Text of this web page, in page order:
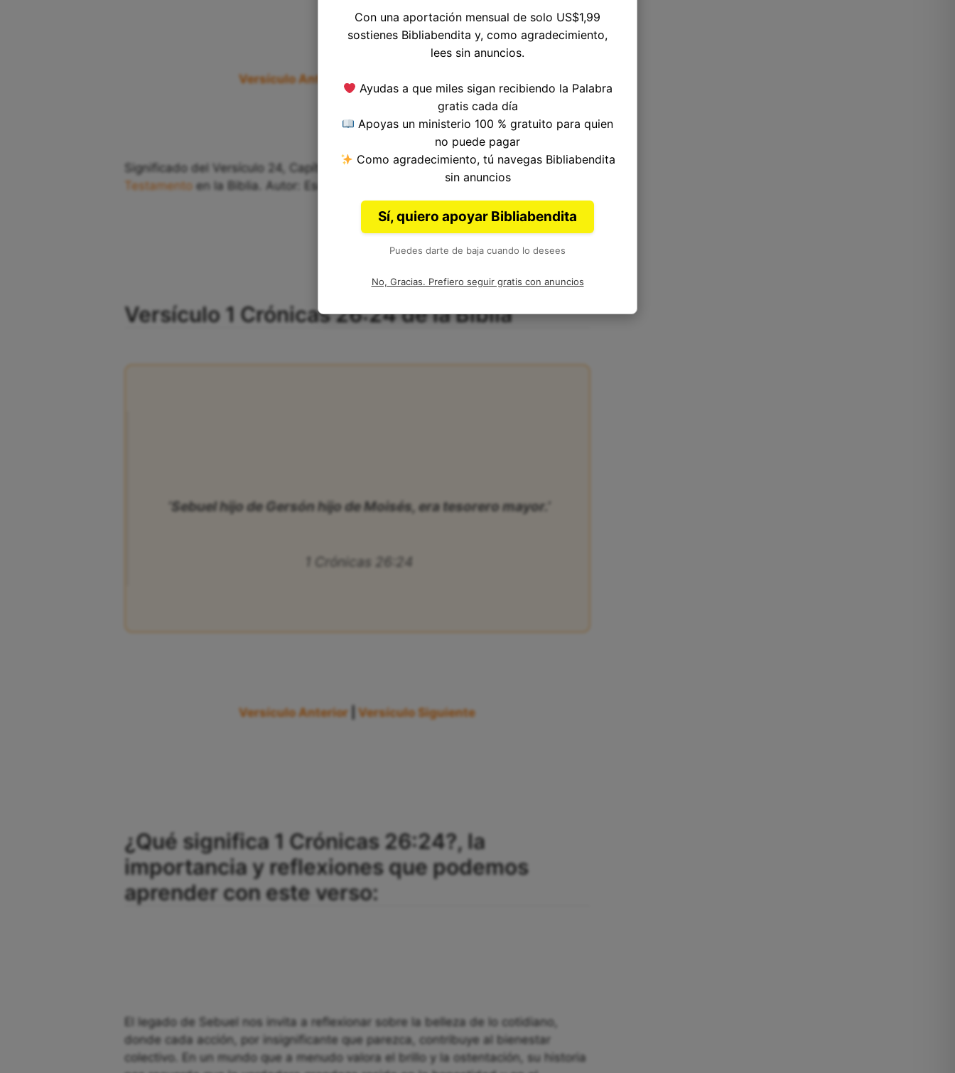
Versículo Anterior
Significado del Versículo 24, Capítulo 26, Libro de 1 Crónicas del Antiguo
Testamentoen la Biblia. Autor: Esdras.
Versículo 1 Crónicas 26:24 de la Biblia
‘Sebuel hijo de Gersón hijo de Moisés, era tesorero mayor.’
1 Crónicas 26:24
Versículo Anterior |Versículo Siguiente
¿Qué significa 1 Crónicas 26:24?, la
importancia y reflexiones que podemos
aprender con este verso:
El legado de Sebuel nos invita a reflexionar sobre la belleza de lo cotidiano,
donde cada acción, por insignificante que parezca, contribuye al bienestar
colectivo. En un mundo que a menudo valora el brillo y la ostentación, su historia
Con una aportación mensual de solo US$1,99
sostienes Bibliabendita y, como agradecimiento,
lees sin anuncios.
Ayudas a que miles sigan recibiendo la Palabra
gratis cada día
Apoyas un ministerio 100 % gratuito para quien
no puede pagar
Como agradecimiento, tú navegas Bibliabendita
sin anuncios
Sí, quiero apoyar Bibliabendita
Puedes darte de baja cuando lo desees
No, Gracias. Prefiero seguir gratis con anuncios